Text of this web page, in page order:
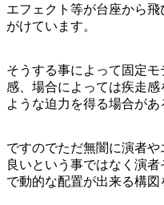
エフェクト等が台座から
がけています。
そうする事によって固定
感、場合によっては疾走
ような迫力を得る場合があ
ですのでただ無闇に演者
良いという事ではなく演
で動的な配置が出来る構図